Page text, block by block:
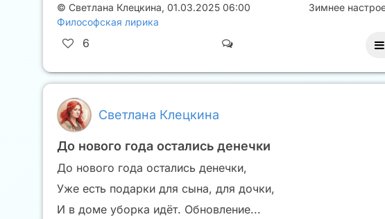
© Светлана Клецкина, 01.03.2025 06:00
Философская лирика
Зимнее
6
Светлана Клецкина
До нового года остались денечки
До нового года остались денечки,
Уже есть подарки для сына, для дочки,
И в доме уборка идёт. Обновление...